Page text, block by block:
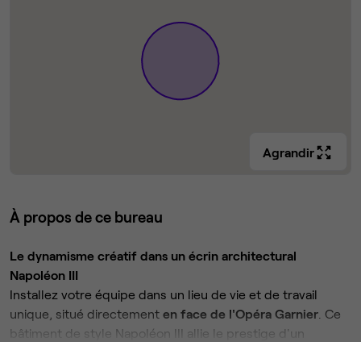
Agrandir
À propos de ce bureau
Le dynamisme créatif dans un écrin architectural
Napoléon III
Installez votre équipe dans un lieu de vie et de travail
unique, situé directement en face de l'Opéra Garnier . Ce
bâtiment de style Napoléon III allie le prestige d'un